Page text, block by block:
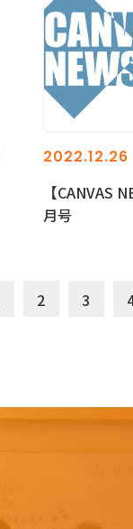
2022.12.26
【CANVAS
月号
2 3